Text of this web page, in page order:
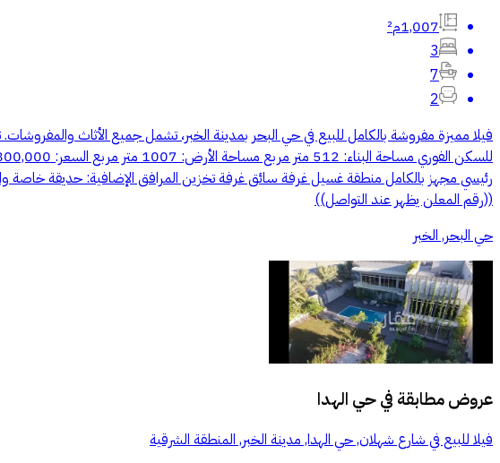
1,007م²
3
7
2
فيلا مميزة مفروشة بالكامل للبيع في حي البحر بمدينة الخبر، تشمل جميع الأثاث والمفروشات.
رئيسي مجهز بالكامل منطقة غسيل غرفة سائق غرفة تخزين المرافق الإضافية: حديقة
((رقم المعلن يظهر عند التواصل))
حي البحر, الخبر
عروض مطابقة فيحي الهدا
فيلا للبيع في شارع شهلان, حي الهدا, مدينة الخبر, المنطقة الشرقية